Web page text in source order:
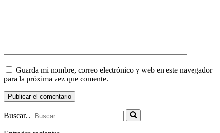
Guarda mi nombre, correo electrónico y web en este navegador
para la próxima vez que comente.
Buscar...